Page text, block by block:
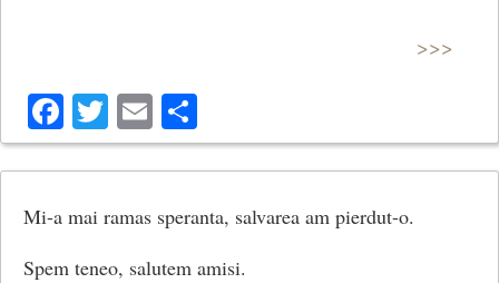
>>>
Facebook
Twitter
Email
Mi-a mai ramas speranta, salvarea am pierdut-o.
Spem teneo, salutem amisi.